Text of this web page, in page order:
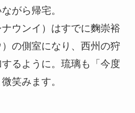
がら帰宅。
ウンイ）はすでに麴崇裕
）の側室になり、西州の狩
るように。琉璃も「今度
笑みます。